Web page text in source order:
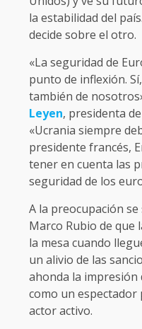
la estabilidad del
decide sobre el otro.
«La seguridad de
punto de inflexión.
también de
Leyen, presidenta
«Ucrania siempre
presidente francés,
tener en cuenta las
seguridad de los
A la preocupación
Marco Rubio de que
la mesa cuando
un alivio de las
ahonda la impresión
como un espectador
actor activo.